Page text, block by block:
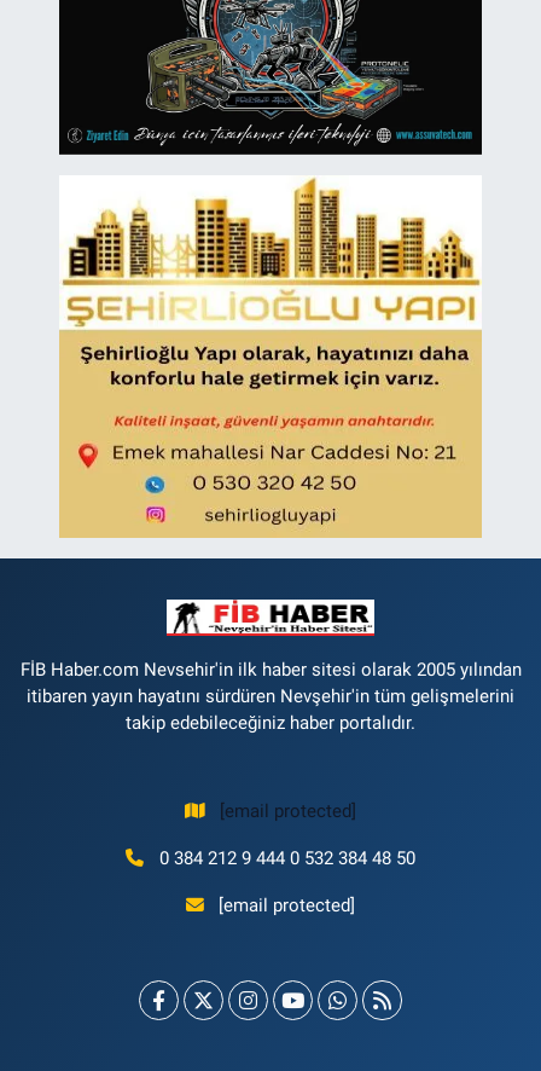
FİB Haber.com Nevsehir'in ilk haber sitesi olarak 2005 yılından
itibaren yayın hayatını sürdüren Nevşehir'in tüm gelişmelerini
takip edebileceğiniz haber portalıdır.
[email protected]
0 384 212 9 444 0 532 384 48 50
[email protected]